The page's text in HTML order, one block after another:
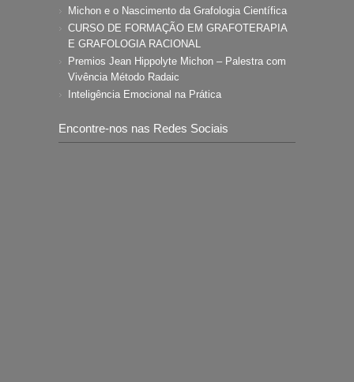
Michon e o Nascimento da Grafologia Científica
CURSO DE FORMAÇÃO EM GRAFOTERAPIA
E GRAFOLOGIA RACIONAL
Premios Jean Hippolyte Michon – Palestra com
Vivência Método Radaic
Inteligência Emocional na Prática
Encontre-nos nas Redes Sociais